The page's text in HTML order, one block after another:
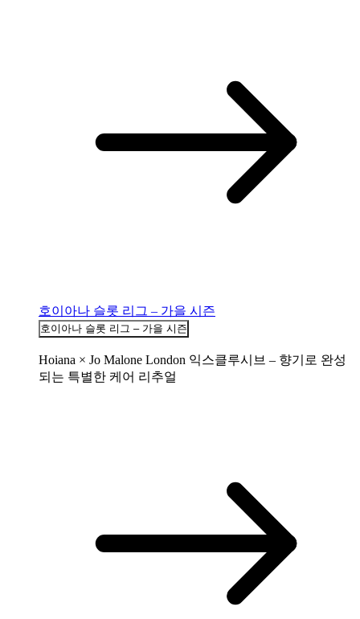
호이아나 슬롯 리그 – 가을 시즌
호이아나 슬롯 리그 – 가을 시즌
Hoiana × Jo Malone London 익스클루시브 – 향기로 완성
되는 특별한 케어 리추얼